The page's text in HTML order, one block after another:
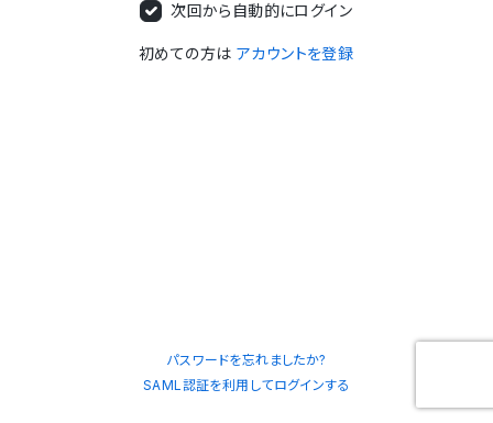
次回から自動的にログイン
初めての方は アカウントを登録
パスワードを忘れましたか?
SAML認証を利用してログインする